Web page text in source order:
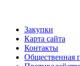
Закупки
Карта сайта
Контакты
Общественная